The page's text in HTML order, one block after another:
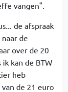
vangen".
de afspraak
de
over de 20
kan de BTW
heb
de 21 euro